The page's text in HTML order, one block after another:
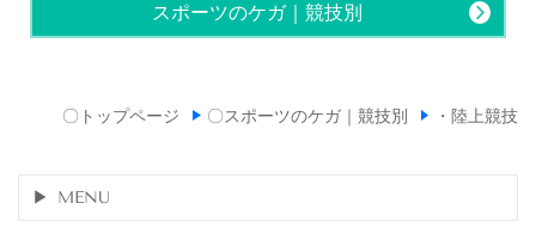
スポーツのケガ｜競技別
〇トップページ 〇スポーツのケガ｜競技別 ・陸上競技
MENU